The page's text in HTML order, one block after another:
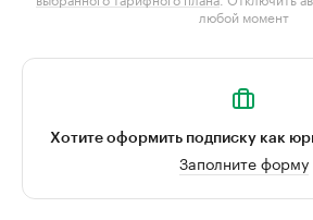
любой момент
Хотите оформить подписку как
Заполните форму